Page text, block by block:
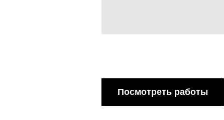
Посмотреть работы